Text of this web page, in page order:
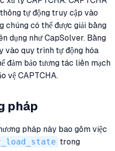
tự động truy cập vào
chúng có thể được giải bằng
dụng như CapSolver. Bằng
vào quy trình tự động hóa
đảm bảo tương tác liền mạch
vệ CAPTCHA.
pháp
pháp này bao gồm việc
trong